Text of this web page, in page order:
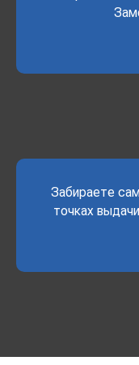
Забираете
точках